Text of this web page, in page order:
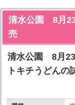
清水公園 8月
売
清水公園 8月
トキチうどんの